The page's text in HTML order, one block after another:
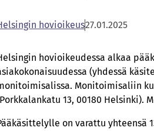
hovioikeus27.01.2025
hovioikeudessa alkaa
(yhdessä
Monitoimisaliin
13, 00180 Helsinki).
on varattu yhteensä